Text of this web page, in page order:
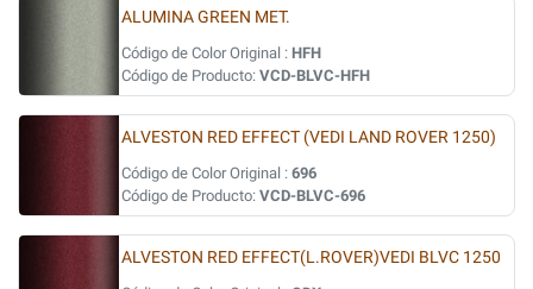
ALUMINA GREEN MET.
Código de Color Original : HFH
Código de Producto: VCD-BLVC-HFH
ALVESTON RED EFFECT (VEDI LAND ROVER 1250)
Código de Color Original : 696
Código de Producto: VCD-BLVC-696
ALVESTON RED EFFECT(L.ROVER)VEDI BLVC 1250